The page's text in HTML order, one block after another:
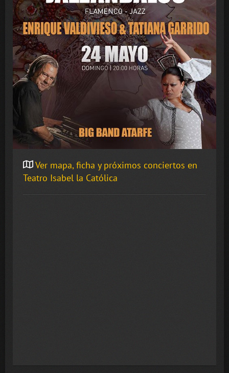
Ver mapa, ficha y próximos conciertos en
Teatro Isabel la Católica